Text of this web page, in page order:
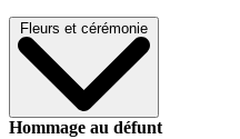
Fleurs et cérémonie
Hommage au défunt